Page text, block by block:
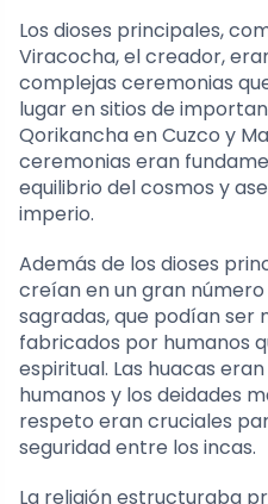
Los dioses principales,
Viracocha, el creador,
complejas ceremonias
lugar en sitios de
Qorikancha en Cuzco y
ceremonias eran
equilibrio del cosmos y
imperio.
Además de los dioses
creían en un gran
sagradas, que podían ser
fabricados por humanos
espiritual. Las huacas
humanos y los deidades
respeto eran cruciales
seguridad entre los incas.
La religión estructuraba